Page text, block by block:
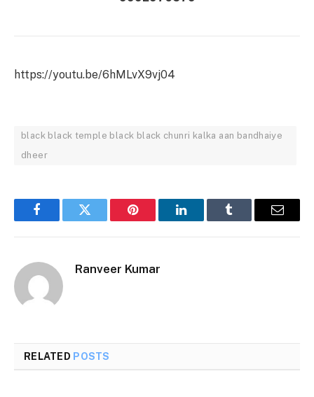
https://youtu.be/6hMLvX9vj04
black black temple black black chunri kalka aan bandhaiye
dheer
FacebookTwitter Pinterest LinkedInTumblr Email
Ranveer Kumar
RELATED POSTS